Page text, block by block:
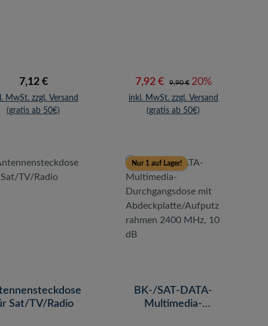
Regulärer Preis:
7,12 €
MwSt. zzgl. Versand
(gratis ab 50€)
Verkaufspreis:
7,92 € Regulärer Preis:
9,90 € 20%
inkl. MwSt. zzgl. Versand
(gratis ab 50€)
Sat/TV/Radio
Nur 1 auf Lager!
BK-/SAT-DATA-
Multimedia-